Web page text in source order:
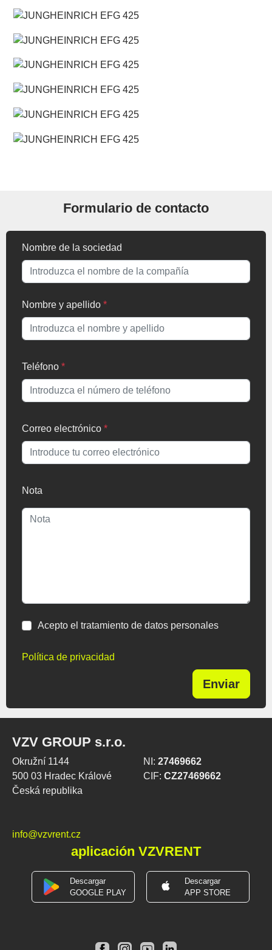
Formulario de contacto
Nombre de la sociedad
Nombre y apellido *
Teléfono *
Correo electrónico *
Nota
Acepto el tratamiento de datos personales
Política de privacidad
Enviar
VZV GROUP s.r.o.
Okružní 1144
500 03 Hradec Králové
Česká republika
NI: 27469662
CIF: CZ27469662
info@vzvrent.cz
aplicación VZVRENT
Descargar
GOOGLE PLAY
Descargar
APP STORE